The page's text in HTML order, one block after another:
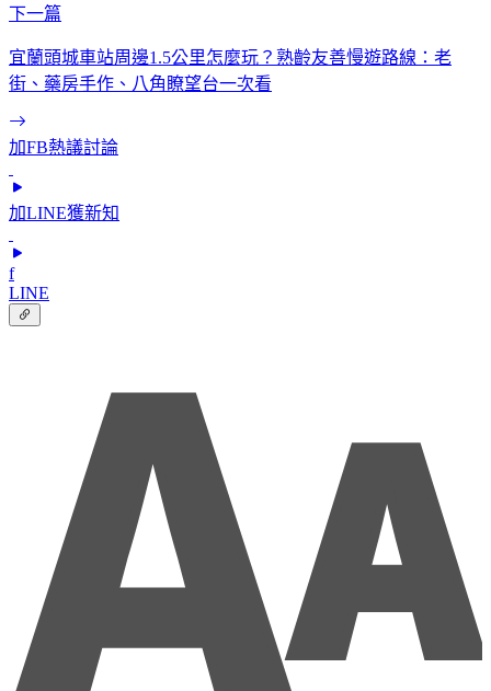
下一篇
宜蘭頭城車站周邊1.5公里怎麼玩？熟齡友善慢遊路線：老
街、藥房手作、八角瞭望台一次看
加FB熱議討論
加LINE獲新知
f
LINE